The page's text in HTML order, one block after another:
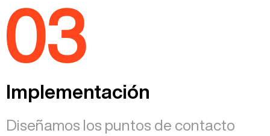
03
Implementación
Diseñamos los puntos de contacto